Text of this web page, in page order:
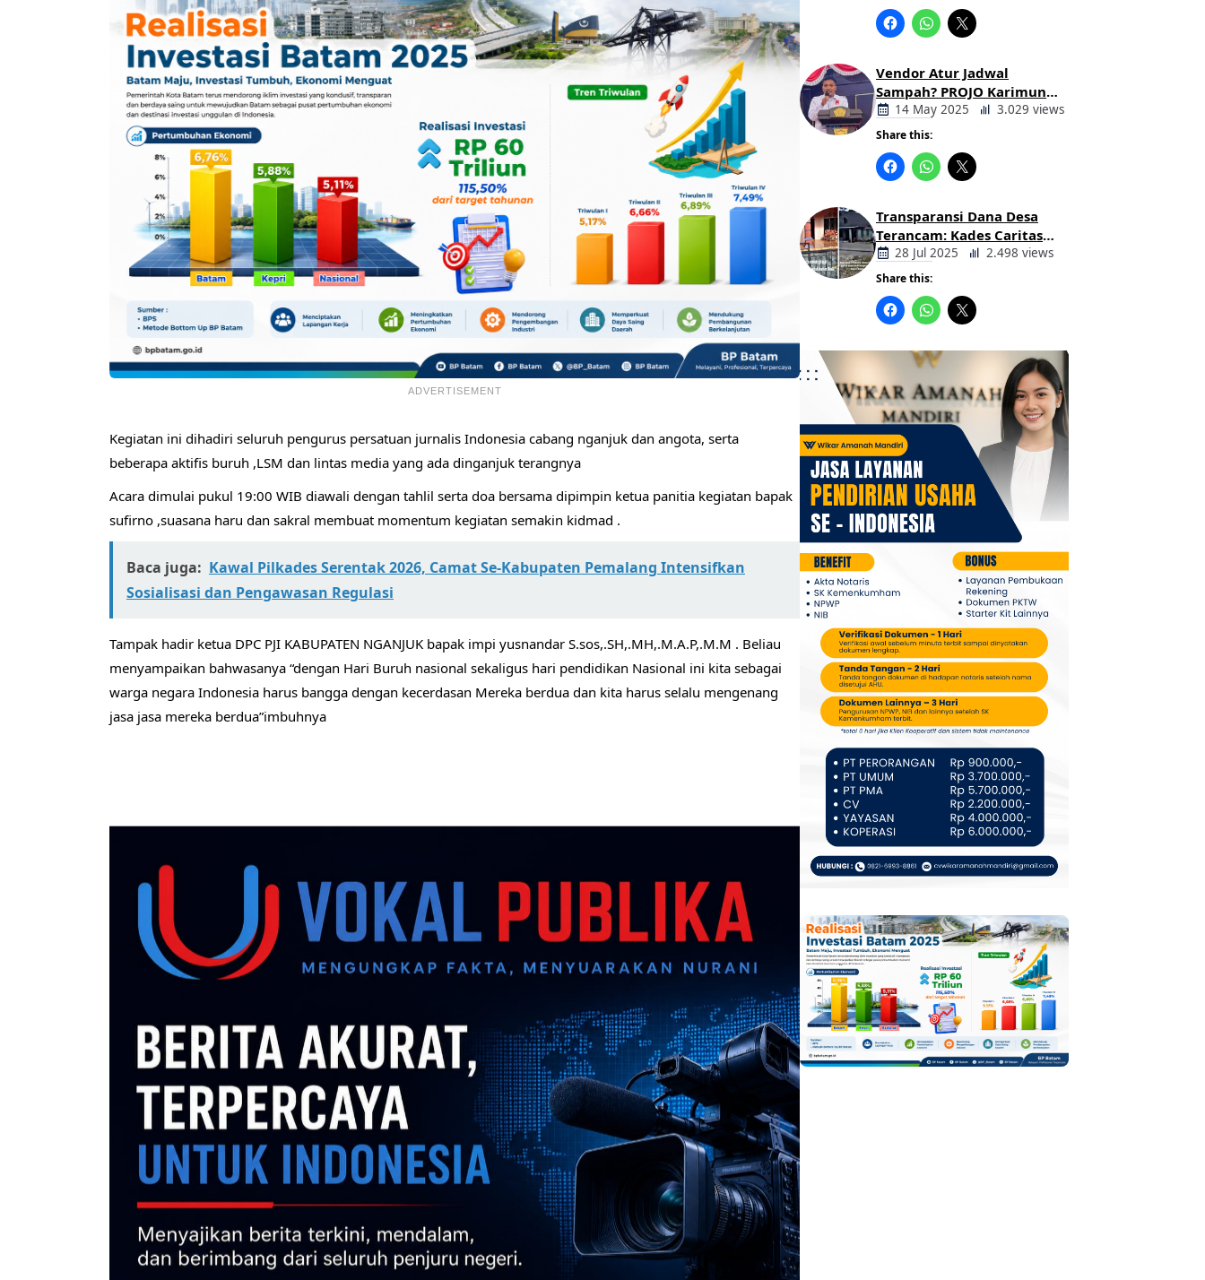
ADVERTISEMENT
Kegiatan ini dihadiri seluruh pengurus persatuan jurnalis Indonesia cabang nganjuk dan angota, serta
beberapa aktifis buruh ,LSM dan lintas media yang ada dinganjuk terangnya
Acara dimulai pukul 19:00 WIB diawali dengan tahlil serta doa bersama dipimpin ketua panitia kegiatan bapak
sufirno ,suasana haru dan sakral membuat momentum kegiatan semakin kidmad .
Baca juga: Kawal Pilkades Serentak 2026, Camat Se-Kabupaten Pemalang Intensifkan
Sosialisasi dan Pengawasan Regulasi
Tampak hadir ketua DPC PJI KABUPATEN NGANJUK bapak impi yusnandar S.sos,.SH,.MH,.M.A.P,.M.M . Beliau
menyampaikan bahwasanya “dengan Hari Buruh nasional sekaligus hari pendidikan Nasional ini kita sebagai
warga negara Indonesia harus bangga dengan kecerdasan Mereka berdua dan kita harus selalu mengenang
jasa jasa mereka berdua”imbuhnya
Vendor Atur Jadwal
Sampah? PROJO Karimun
Kritik Usulan PT AGB
14 May 2025 3.029 views
Share this:
Transparansi Dana Desa
Terancam: Kades Caritas
Sogawunasi Diduga
Gelapkan Bantuan untuk
Warga
28 Jul 2025 2.498 views
Share this: